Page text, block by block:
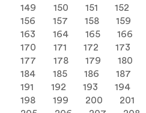
149
150 151 152
156
157 158 159
163
164 165 166
170
171 172 173
177
178 179 180
184
185 186 187
191
192 193 194
198
199 200 201